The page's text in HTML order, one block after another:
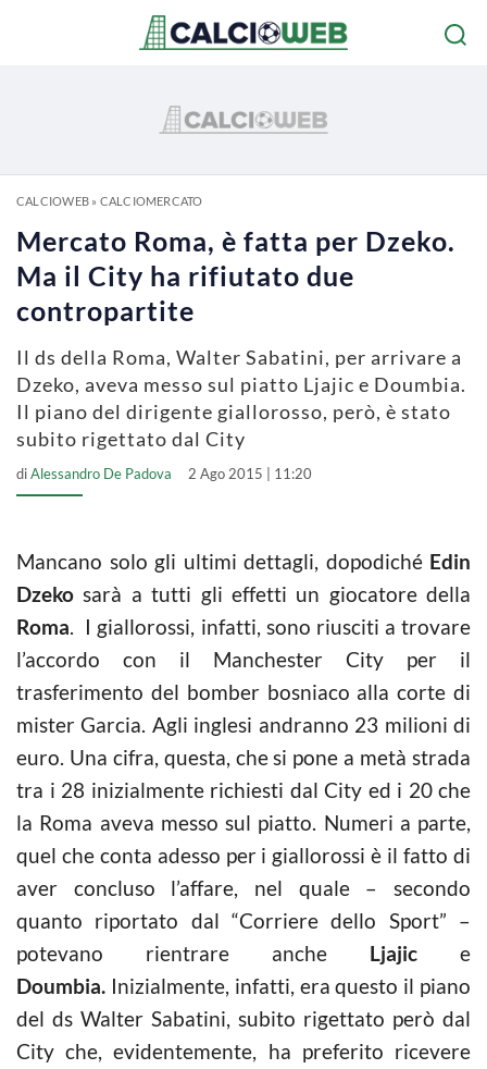
CALCIOWEB» CALCIOMERCATO
Mercato Roma, è fatta per Dzeko.
Ma il City ha rifiutato due
contropartite
Il ds della Roma, Walter Sabatini, per arrivare a
Dzeko, aveva messo sul piatto Ljajic e Doumbia.
Il piano del dirigente giallorosso, però, è stato
subito rigettato dal City
diAlessandro De Padova 2 Ago 2015 | 11:20
Mancano solo gli ultimi dettagli, dopodiché Edin
Dzeko sarà a tutti gli effetti un giocatore della
Roma. I giallorossi, infatti, sono riusciti a trovare
l’accordo con il Manchester City per il
trasferimento del bomber bosniaco alla corte di
mister Garcia. Agli inglesi andranno 23 milioni di
euro. Una cifra, questa, che si pone a metà strada
tra i 28 inizialmente richiesti dal City ed i 20 che
la Roma aveva messo sul piatto. Numeri a parte,
quel che conta adesso per i giallorossi è il fatto di
aver concluso l’affare, nel quale – secondo
quanto riportato dal “Corriere dello Sport” –
potevano rientrare anche Ljajic e
Doumbia. Inizialmente, infatti, era questo il piano
del ds Walter Sabatini, subito rigettato però dal
City che, evidentemente, ha preferito ricevere